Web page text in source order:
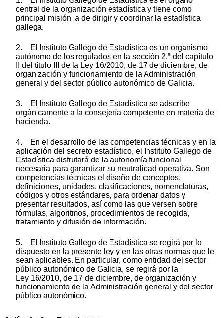
central de la organización estadística y tiene como
principal misión la de dirigir y coordinar la estadística
gallega.
2. El Instituto Gallego de Estadística es un organismo
autónomo de los regulados en la sección 2.ª del capítulo
II del título III de la Ley 16/2010, de 17 de diciembre, de
organización y funcionamiento de la Administración
general y del sector público autonómico de Galicia.
3. El Instituto Gallego de Estadística se adscribe
orgánicamente a la consejería competente en materia de
hacienda.
4. En el desarrollo de las competencias técnicas y en la
aplicación del secreto estadístico, el Instituto Gallego de
Estadística disfrutará de la autonomía funcional
necesaria para garantizar su neutralidad operativa. Son
competencias técnicas el diseño de conceptos,
definiciones, unidades, clasificaciones, nomenclaturas,
códigos y otros estándares, para ordenar datos y
presentar resultados, así como las que versen sobre
fórmulas, algoritmos, procedimientos de recogida,
tratamiento y difusión de información.
5. El Instituto Gallego de Estadística se regirá por lo
dispuesto en la presente ley y en las otras normas que le
sean aplicables. En particular, como entidad del sector
público autonómico de Galicia, se regirá por la
Ley 16/2010, de 17 de diciembre, de organización y
funcionamiento de la Administración general y del sector
público autonómico.